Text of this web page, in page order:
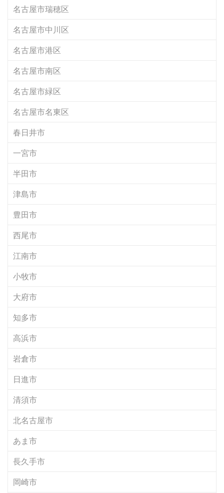
名古屋市瑞穂区
名古屋市中川区
名古屋市港区
名古屋市南区
名古屋市緑区
名古屋市名東区
春日井市
一宮市
半田市
津島市
豊田市
西尾市
江南市
小牧市
大府市
知多市
高浜市
岩倉市
日進市
清須市
北名古屋市
あま市
長久手市
岡崎市